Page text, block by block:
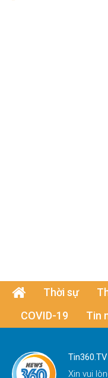
Thời sự
COVID-19
Tin
Xin vui